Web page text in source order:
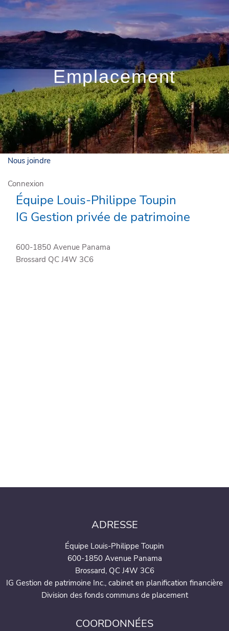
Skip to main content
Connexion client
Qui sommes-nous?
Comment vous aider?
Nos solutions
Actualités
Nous joindre
Connexion
Emplacement
Équipe Louis-Philippe Toupin
IG Gestion privée de patrimoine
600-1850 Avenue Panama
Brossard QC J4W 3C6
ADRESSE
Équipe Louis-Philippe Toupin
600-1850 Avenue Panama
Brossard, QC J4W 3C6
IG Gestion de patrimoine Inc., cabinet en planification financière
Division des fonds communs de placement
COORDONNÉES